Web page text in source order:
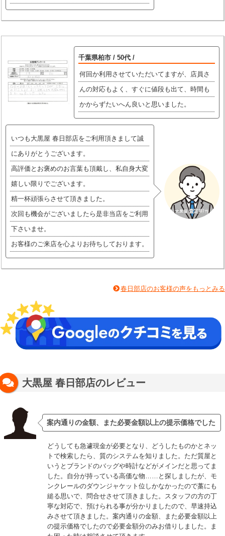
千葉県柏市 / 50代 /
何回か利用させていただいてますが、店員さ
んの対応もよく、すぐに値段も出て、時間も
かからずたいへん良いと思いました。
いつも大黒屋 春日部店をご利用頂きまして誠
にありがとうございます。
高評価とお褒めのお言葉も頂戴し、私自身大変
嬉しい限りでございます。
精一杯頑張らさせて頂きました。
次回も機会がございましたら是非当店をご利用
下さいませ。
お客様のご来店を心よりお待ちしております。
春日部店のお客様の声をもっとみる
大黒屋 春日部店のレビュー
案内通りの金額、また必要金額以上の提示価格でした
どうしても急遽現金が必要となり、どうしたものかとネッ
トで検索したら、質のシステムを知りました。ただ質屋と
いうとブランドのバッグや時計などがメインだと思ってま
した。自分が持っている高価な物……と探しましたが、モ
ンクレールのダウンジャケット位しかなかったので藁にも
縋る思いで、問合せさせて頂きました。スタッフの方の丁
寧な対応で、預けられる事が分かりましたので、早速持込
みさせて頂きました。案内通りの金額、また必要金額以上
の提示価格でしたので必要金額分のみお借りしました。ま